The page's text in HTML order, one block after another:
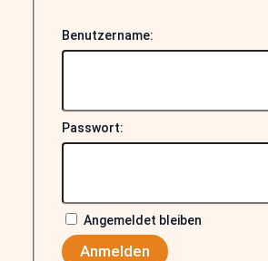
Benutzername:
Passwort:
Angemeldet bleiben
Anmelden